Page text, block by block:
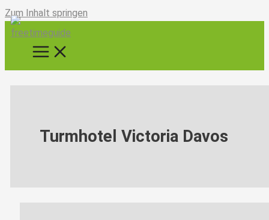
Zum Inhalt springen
Turmhotel Victoria Davos